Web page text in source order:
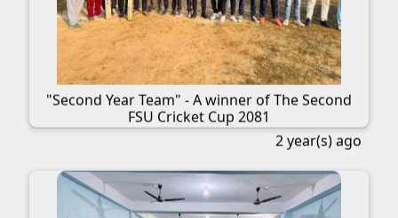
"Second Year Team" - A winner of The Second
FSU Cricket Cup 2081
2 year(s) ago